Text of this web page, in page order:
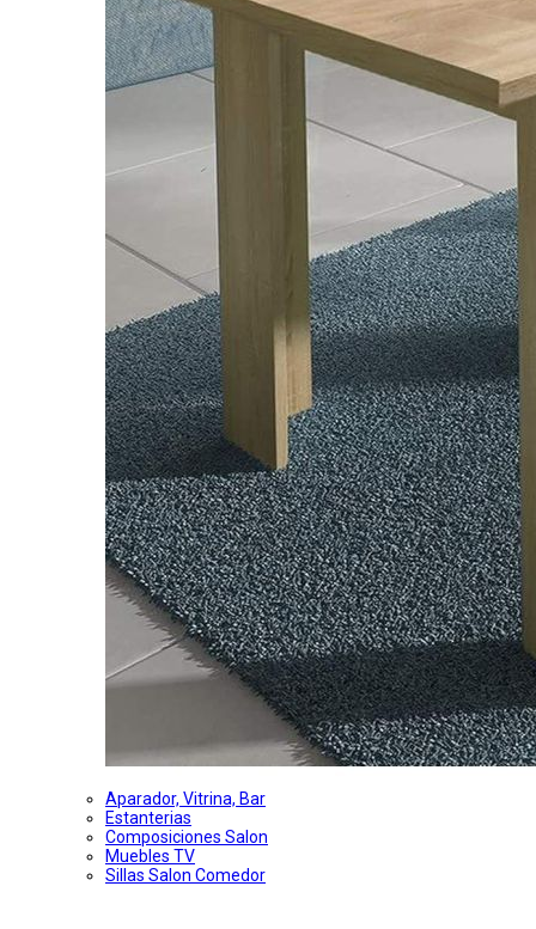
Aparador, Vitrina, Bar
Estanterias
Composiciones Salon
Muebles TV
Sillas Salon Comedor